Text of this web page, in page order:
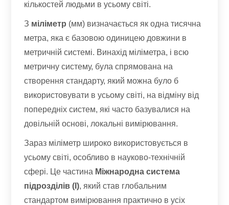
кількостей людьми в усьому світі.
З міліметр (мм) визначається як одна тисячна
метра, яка є базовою одиницею довжини в
метричній системі. Винахід міліметра, і всю
метричну систему, була спрямована на
створення стандарту, який можна було б
використовувати в усьому світі, на відміну від
попередніх систем, які часто базувалися на
довільній основі, локальні вимірювання.
Зараз міліметр широко використовується в
усьому світі, особливо в науково-технічній
сфері. Це частина Міжнародна система
підрозділів (І), який став глобальним
стандартом вимірювання практично в усіх